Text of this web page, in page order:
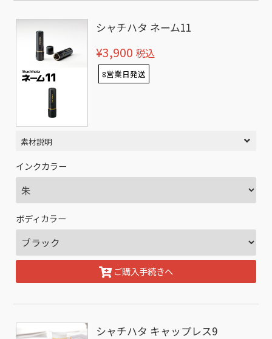
シャチハタ ネーム11
¥3,900 税込
8営業日発送
素材説明
インクカラー
ボディカラー
ご購入手続きへ
シャチハタ キャップレス9